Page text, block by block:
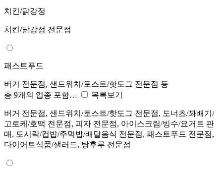
치킨/닭강정
치킨/닭강정 전문점
패스트푸드
버거 전문점, 샌드위치/토스트/핫도그 전문점 등
총 9개의 업종 포함…
목록보기
버거 전문점, 샌드위치/토스트/핫도그 전문점, 도너츠/꽈배기/
고로케/호떡 전문점, 피자 전문점, 아이스크림/빙수/요거트 판
매, 도시락/컵밥/주먹밥/배달음식 전문점, 패스트푸드 전문점,
다이어트식품/샐러드, 탕후루 전문점